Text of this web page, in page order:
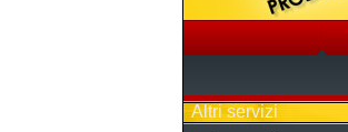
Altri servizi